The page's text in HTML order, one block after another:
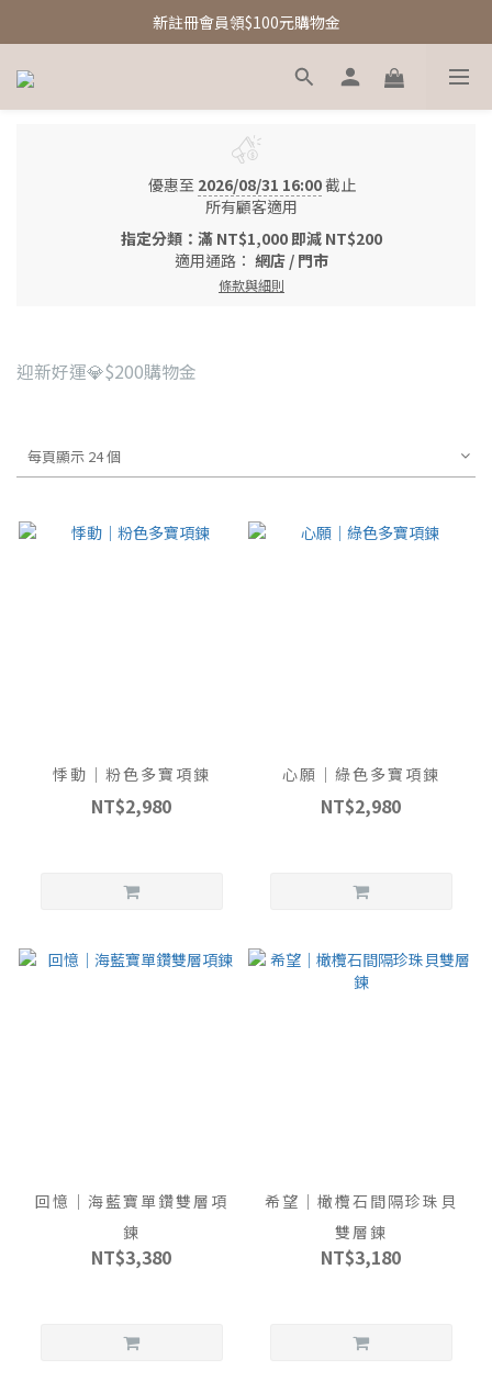
新註冊會員領$100元購物金
新註冊會員領$100元購物金
Free Shipping｜台灣滿額享免運優惠
新註冊會員領$100元購物金
優惠至 2026/08/31 16:00截止
所有顧客適用
指定分類：滿 NT$1,000 即減 NT$200
適用通路： 網店 / 門市
條款與細則
迎新好運💎$200購物金
每頁顯示 24 個
悸動｜粉色多寶項鍊
NT$2,980
心願｜綠色多寶項鍊
NT$2,980
回憶｜海藍寶單鑽雙層項
鍊
NT$3,380
希望｜橄欖石間隔珍珠貝
雙層鍊
NT$3,180